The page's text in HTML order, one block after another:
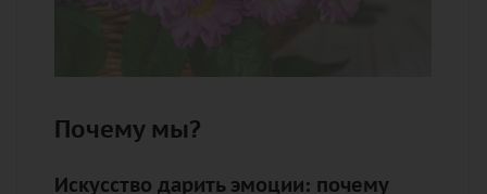
Почему мы?
Искусство дарить эмоции: почему